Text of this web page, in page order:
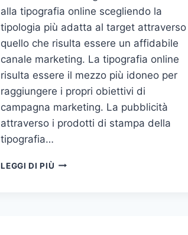
alla tipografia online scegliendo la
tipologia più adatta al target attraverso
quello che risulta essere un affidabile
canale marketing. La tipografia online
risulta essere il mezzo più idoneo per
raggiungere i propri obiettivi di
campagna marketing. La pubblicità
attraverso i prodotti di stampa della
tipografia…
LEGGI DI PIÙ VUOI